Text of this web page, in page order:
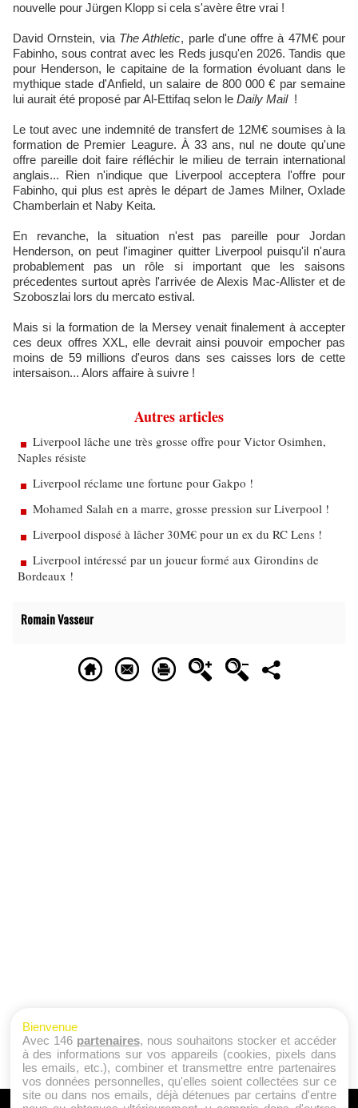
nouvelle pour Jürgen Klopp si cela s'avère être vrai !
David Ornstein, via The Athletic, parle d'une offre à 47M€ pour
Fabinho, sous contrat avec les Reds jusqu'en 2026. Tandis que
pour Henderson, le capitaine de la formation évoluant dans le
mythique stade d'Anfield, un salaire de 800 000 € par semaine
lui aurait été proposé par Al-Ettifaq selon le Daily Mail!
Le tout avec une indemnité de transfert de 12M€ soumises à la
formation de Premier Leagure. À 33 ans, nul ne doute qu'une
offre pareille doit faire réfléchir le milieu de terrain international
anglais... Rien n'indique que Liverpool acceptera l'offre pour
Fabinho, qui plus est après le départ de James Milner, Oxlade
Chamberlain et Naby Keita.
En revanche, la situation n'est pas pareille pour Jordan
Henderson, on peut l'imaginer quitter Liverpool puisqu'il n'aura
probablement pas un rôle si important que les saisons
précedentes surtout après l'arrivée de Alexis Mac-Allister et de
Szoboszlai lors du mercato estival.
Mais si la formation de la Mersey venait finalement à accepter
ces deux offres XXL, elle devrait ainsi pouvoir empocher pas
moins de 59 millions d'euros dans ses caisses lors de cette
intersaison... Alors affaire à suivre !
Autres articles
Liverpool lâche une très grosse offre pour Victor Osimhen,
Naples résiste
Liverpool réclame une fortune pour Gakpo !
Mohamed Salah en a marre, grosse pression sur Liverpool !
Liverpool disposé à lâcher 30M€ pour un ex du RC Lens !
Liverpool intéressé par un joueur formé aux Girondins de
Bordeaux !
Romain Vasseur
Bienvenue
Avec 146 partenaires, nous souhaitons stocker et accéder
à des informations sur vos appareils (cookies, pixels dans
les emails, etc.), combiner et transmettre entre partenaires
vos données personnelles, qu'elles soient collectées sur ce
site ou dans nos emails, déjà détenues par certains d'entre